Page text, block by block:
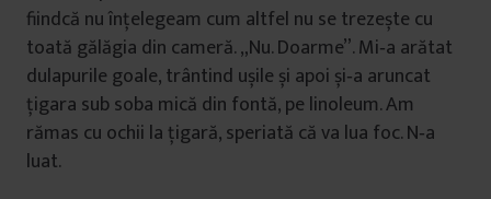
fiindcă nu înțelegeam cum altfel nu se trezește cu
toată gălăgia din cameră. „Nu. Doarme”. Mi‑a arătat
dulapurile goale, trântind ușile și apoi și‑a aruncat
țigara sub soba mică din fontă, pe linoleum. Am
rămas cu ochii la țigară, speriată că va lua foc. N‑a
luat.